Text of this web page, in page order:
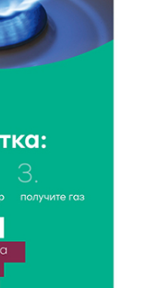
«Калитка»
что ждёт
бизнес